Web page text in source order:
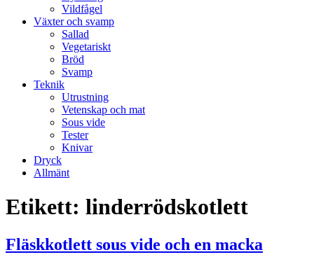
Vildfågel
Växter och svamp
Sallad
Vegetariskt
Bröd
Svamp
Teknik
Utrustning
Vetenskap och mat
Sous vide
Tester
Knivar
Dryck
Allmänt
Etikett: linderrödskotlett
Fläskkotlett sous vide och en macka